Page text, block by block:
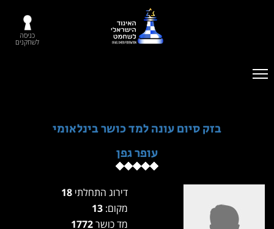
כניסה
לשחקנים
בזק סיום עונה למד כושר בינלאומי
עופר גפן
דירוג התחלתי
מקום:
מד כושר